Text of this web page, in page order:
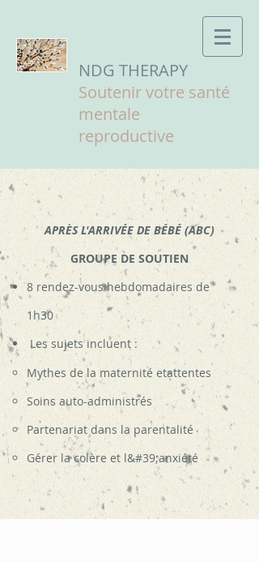
NDG THERAPY
Soutenir votre santé
mentale
reproductive
APRÈS L'ARRIVÉE DE BÉBÉ (ABC)
GROUPE DE SOUTIEN
8 rendez-vous hebdomadaires de
1h30
Les sujets incluent :
Mythes de la maternité etattentes​
Soins auto-administrés
Partenariat dans la parentalité
Gérer la colère et l&#39;anxiété